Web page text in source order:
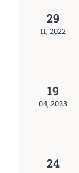
29
11, 2022
19
04, 2023
24